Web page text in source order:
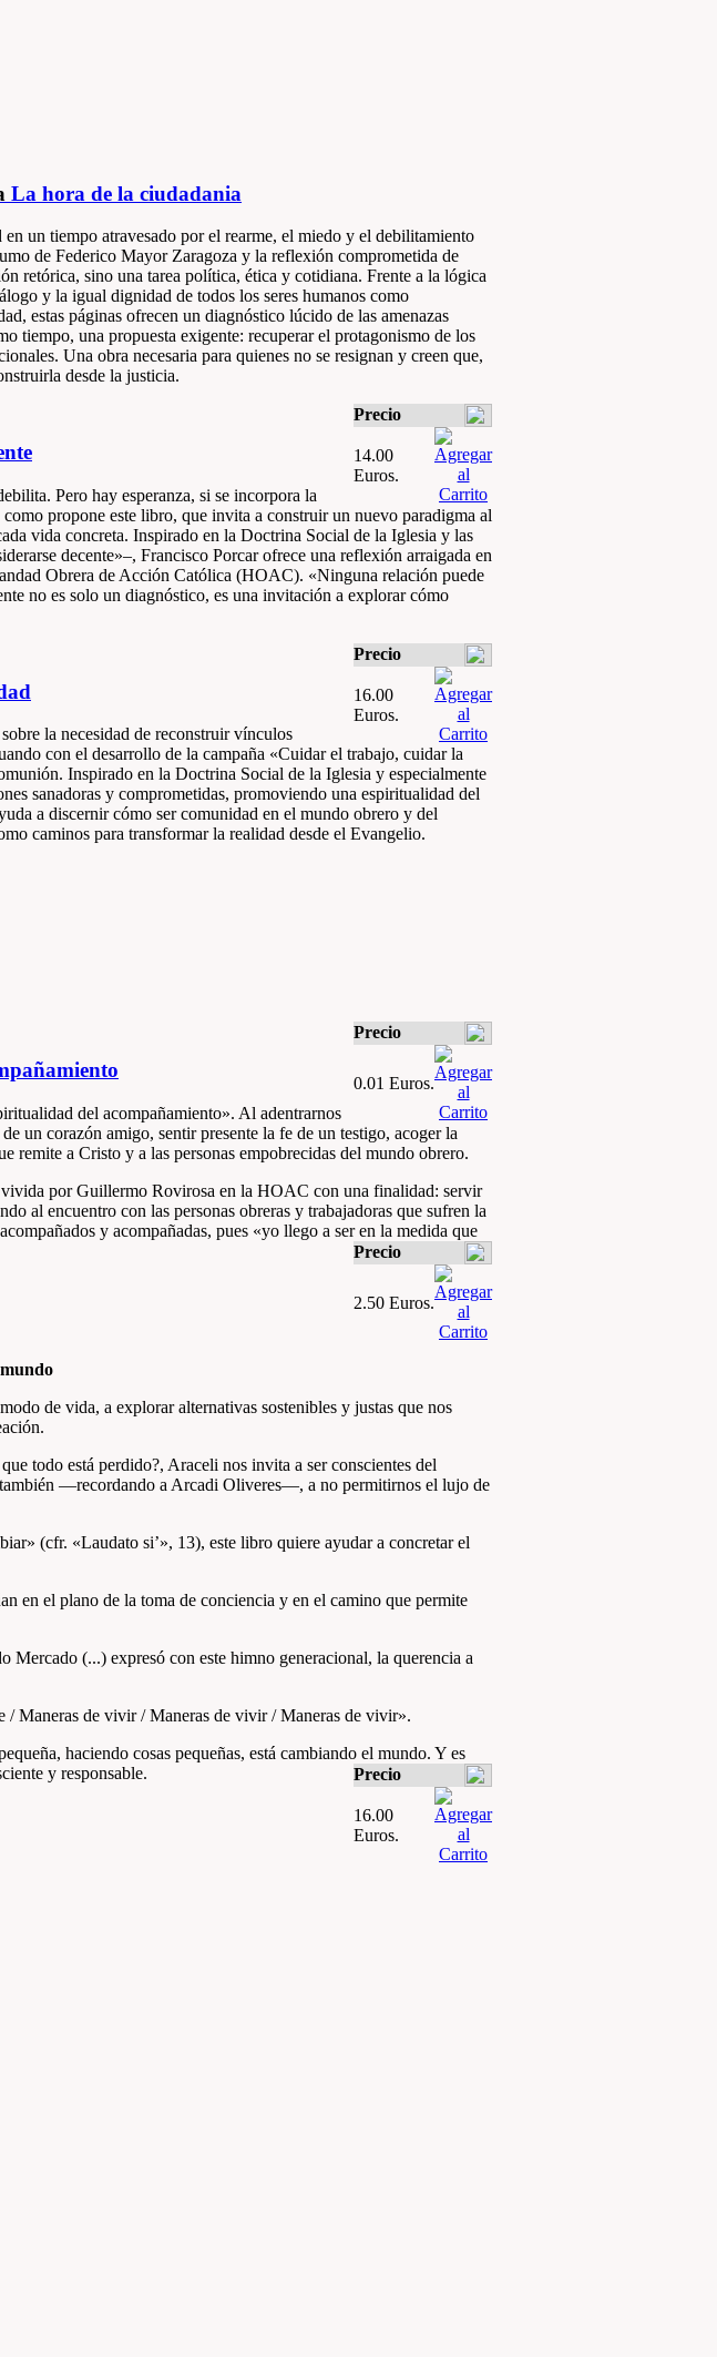
La hora de la ciudadania
un tiempo atravesado por el rearme, el miedo y el debilitamiento
de Federico Mayor Zaragoza y la reflexión comprometida de
retórica, sino una tarea política, ética y cotidiana. Frente a la lógica
y la igual dignidad de todos los seres humanos como
estas páginas ofrecen un diagnóstico lúcido de las amenazas
tiempo, una propuesta exigente: recuperar el protagonismo de los
Una obra necesaria para quienes no se resignan y creen que,
desde la justicia.
Precio
14.00
Euros.
Pero hay esperanza, si se incorpora la
propone este libro, que invita a construir un nuevo paradigma al
vida concreta. Inspirado en la Doctrina Social de la Iglesia y las
decente»–, Francisco Porcar ofrece una reflexión arraigada en
Obrera de Acción Católica (HOAC). «Ninguna relación puede
no es solo un diagnóstico, es una invitación a explorar cómo
Precio
16.00
Euros.
la necesidad de reconstruir vínculos
con el desarrollo de la campaña «Cuidar el trabajo, cuidar la
Inspirado en la Doctrina Social de la Iglesia y especialmente
sanadoras y comprometidas, promoviendo una espiritualidad del
a discernir cómo ser comunidad en el mundo obrero y del
caminos para transformar la realidad desde el Evangelio.
Precio
0.01 Euros.
del acompañamiento». Al adentrarnos
un corazón amigo, sentir presente la fe de un testigo, acoger la
remite a Cristo y a las personas empobrecidas del mundo obrero.
por Guillermo Rovirosa en la HOAC con una finalidad: servir
al encuentro con las personas obreras y trabajadoras que sufren la
y acompañadas, pues «yo llego a ser en la medida que
Precio
2.50 Euros.
de vida, a explorar alternativas sostenibles y justas que nos
todo está perdido?, Araceli nos invita a ser conscientes del
—recordando a Arcadi Oliveres—, a no permitirnos el lujo de
(cfr. «Laudato si’», 13), este libro quiere ayudar a concretar el
en el plano de la toma de conciencia y en el camino que permite
(...) expresó con este himno generacional, la querencia a
/ Maneras de vivir / Maneras de vivir / Maneras de vivir».
haciendo cosas pequeñas, está cambiando el mundo. Y es
y responsable.
Precio
16.00
Euros.